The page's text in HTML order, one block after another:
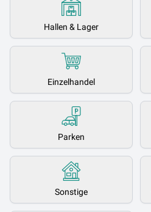
Hallen & Lager
Einzelhandel
Parken
Sonstige